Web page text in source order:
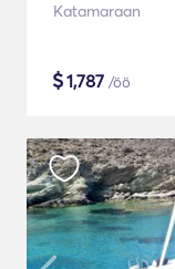
Katamaraan
$1,787 /öö